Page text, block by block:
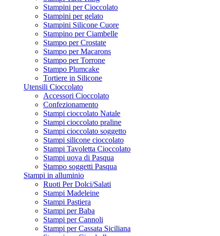
Stampini per Cioccolato
Stampini per gelato
Stampini Silicone Cuore
Stampino per Ciambelle
Stampo per Crostate
Stampo per Macarons
Stampo per Torrone
Stampo Plumcake
Tortiere in Silicone
Utensili Cioccolato
Accessori Cioccolato
Confezionamento
Stampi cioccolato Natale
Stampi cioccolato praline
Stampi cioccolato soggetto
Stampi silicone cioccolato
Stampi Tavoletta Cioccolato
Stampi uova di Pasqua
Stampo soggetti Pasqua
Stampi in alluminio
Ruoti Per Dolci/Salati
Stampi Madeleine
Stampi Pastiera
Stampi per Baba
Stampi per Cannoli
Stampi per Cassata Siciliana